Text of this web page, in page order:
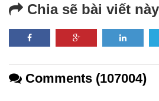
Chia sẽ bài viết này
Comments (107004)